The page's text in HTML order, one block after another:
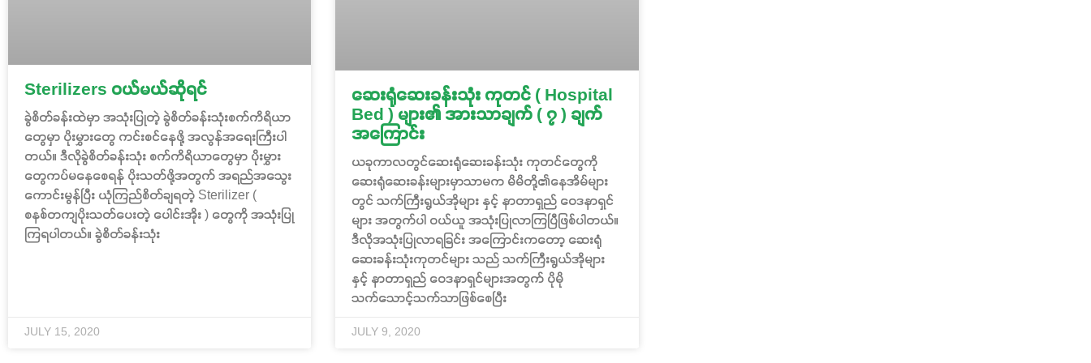
Sterilizers ဝယ်မယ်ဆိုရင်
ခွဲစိတ်ခန်းထဲမှာ အသုံးပြုတဲ့ ခွဲစိတ်ခန်းသုံးစက်ကိရိယာ
တွေမှာ ပိုးမွှားတွေ ကင်းစင်နေဖို့ အလွန်အရေးကြီးပါ
တယ်။ ဒီလိုခွဲစိတ်ခန်းသုံး စက်ကိရိယာတွေမှာ ပိုးမွှား
တွေကပ်မနေစေရန် ပိုးသတ်ဖို့အတွက် အရည်အသွေး
ကောင်းမွန်ပြီး ယုံကြည်စိတ်ချရတဲ့ Sterilizer (
စနစ်တကျပိုးသတ်ပေးတဲ့ ပေါင်းအိုး ) တွေကို အသုံးပြု
ကြရပါတယ်။ ခွဲစိတ်ခန်းသုံး
JULY 15, 2020
ဆေးရုံဆေးခန်းသုံး ကုတင် ( Hospital
Bed ) များ၏ အားသာချက် ( ၇ ) ချက်
အကြောင်း
ယခုကာလတွင်ဆေးရုံဆေးခန်းသုံး ကုတင်တွေကို
ဆေးရုံဆေးခန်းများမှာသာမက မိမိတို့၏နေအိမ်များ
တွင် သက်ကြီးရွယ်အိုများ နှင့် နာတာရှည် ဝေဒနာရှင်
များ အတွက်ပါ ဝယ်ယူ အသုံးပြုလာကြပြီဖြစ်ပါတယ်။
ဒီလိုအသုံးပြုလာရခြင်း အကြောင်းကတော့ ဆေးရုံ
ဆေးခန်းသုံးကုတင်များ သည် သက်ကြီးရွယ်အိုများ
နှင့် နာတာရှည် ဝေဒနာရှင်များအတွက် ပိုမို
သက်သောင့်သက်သာဖြစ်စေပြီး
JULY 9, 2020